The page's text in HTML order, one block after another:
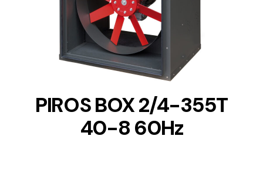
DETAILS
PIROS BOX 2/4-355T
40-8 60Hz